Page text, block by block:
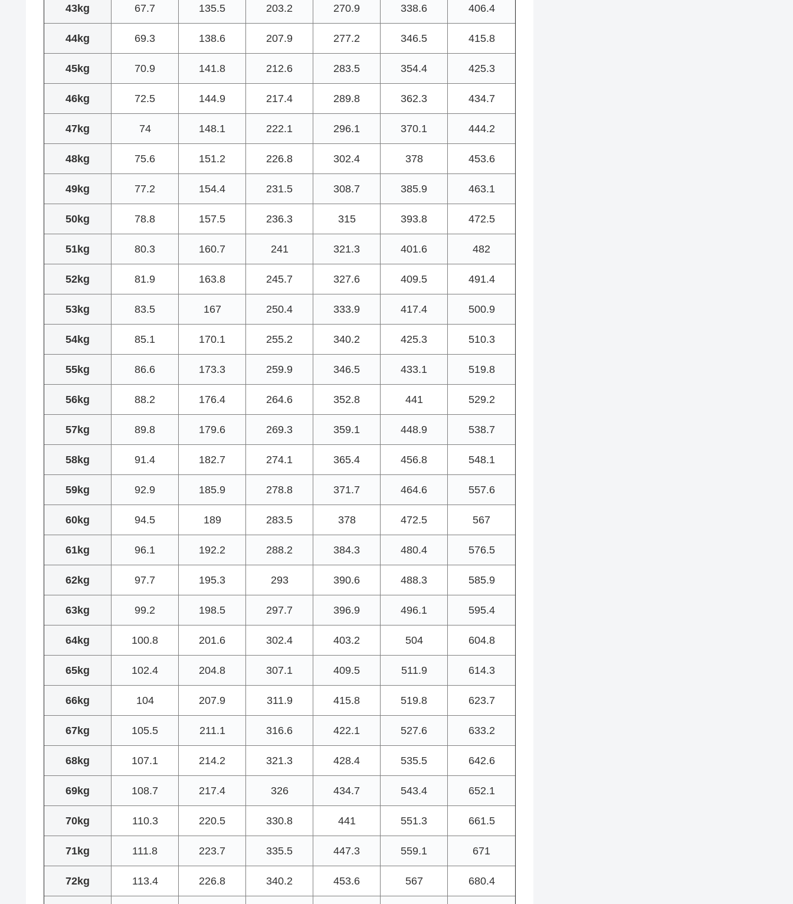
43kg 67.7 135.5 203.2 270.9 338.6 406.4
44kg 69.3 138.6 207.9 277.2 346.5 415.8
45kg 70.9 141.8 212.6 283.5 354.4 425.3
46kg 72.5 144.9 217.4 289.8 362.3 434.7
47kg 74 148.1 222.1 296.1 370.1 444.2
48kg 75.6 151.2 226.8 302.4 378 453.6
49kg 77.2 154.4 231.5 308.7 385.9 463.1
50kg 78.8 157.5 236.3 315 393.8 472.5
51kg 80.3 160.7 241 321.3 401.6 482
52kg 81.9 163.8 245.7 327.6 409.5 491.4
53kg 83.5 167 250.4 333.9 417.4 500.9
54kg 85.1 170.1 255.2 340.2 425.3 510.3
55kg 86.6 173.3 259.9 346.5 433.1 519.8
56kg 88.2 176.4 264.6 352.8 441 529.2
57kg 89.8 179.6 269.3 359.1 448.9 538.7
58kg 91.4 182.7 274.1 365.4 456.8 548.1
59kg 92.9 185.9 278.8 371.7 464.6 557.6
60kg 94.5 189 283.5 378 472.5 567
61kg 96.1 192.2 288.2 384.3 480.4 576.5
62kg 97.7 195.3 293 390.6 488.3 585.9
63kg 99.2 198.5 297.7 396.9 496.1 595.4
64kg 100.8 201.6 302.4 403.2 504 604.8
65kg 102.4 204.8 307.1 409.5 511.9 614.3
66kg 104 207.9 311.9 415.8 519.8 623.7
67kg 105.5 211.1 316.6 422.1 527.6 633.2
68kg 107.1 214.2 321.3 428.4 535.5 642.6
69kg 108.7 217.4 326 434.7 543.4 652.1
70kg 110.3 220.5 330.8 441 551.3 661.5
71kg 111.8 223.7 335.5 447.3 559.1 671
72kg 113.4 226.8 340.2 453.6 567 680.4